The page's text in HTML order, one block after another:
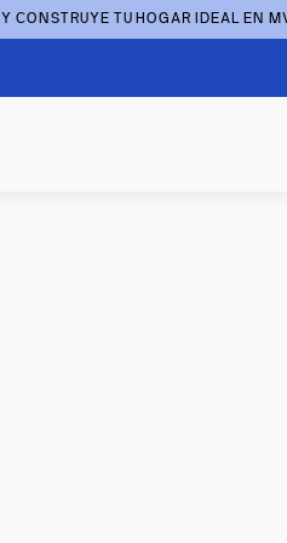
Y CONSTRUYE TU HOGAR IDEAL EN